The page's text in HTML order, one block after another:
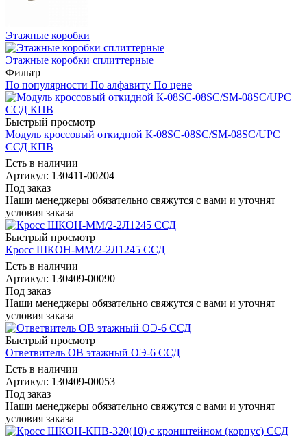
Этажные коробки
Этажные коробки сплиттерные
Фильтр
По популярности По алфавиту По цене
Быстрый просмотр
Модуль кроссовый откидной К-08SC-08SC/SM-08SC/UPC
ССД КПВ
Есть в наличии
Артикул: 130411-00204
Под заказ
Наши менеджеры обязательно свяжутся с вами и уточнят
условия заказа
Быстрый просмотр
Кросс ШКОН-ММ/2-2Л1245 ССД
Есть в наличии
Артикул: 130409-00090
Под заказ
Наши менеджеры обязательно свяжутся с вами и уточнят
условия заказа
Быстрый просмотр
Ответвитель ОВ этажный ОЭ-6 ССД
Есть в наличии
Артикул: 130409-00053
Под заказ
Наши менеджеры обязательно свяжутся с вами и уточнят
условия заказа